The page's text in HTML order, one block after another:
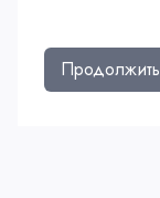
Продолжить